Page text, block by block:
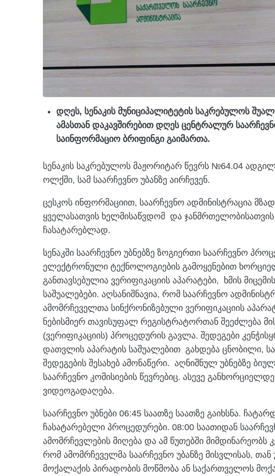
დღეს, სენაკის მუნიციპალიტეტის საკრებულოს
ამასთან დაკავშირებით დღეს ცენტრალურ
საინფორმაციო ბრიფინგი გაიმართა.
სენაკის საკრებულოს მაჟორიტარ წევრს №64.04
ოლქში, სამ საარჩევნო უბანზე აირჩევენ.
ცესკოს ინფორმაციით, საარჩევნო ადმინისტრაცია
ყველასათვის ხელმისაწვდომ და
ჩასატარებლად.
სენაკში საარჩევნო უბნებზე ზოგიერთი საარჩევნო
ელექტრონული ტექნოლოგიების გამოყენებით
განთავსებულია ვერიფიკაციის აპარატები, ხმის
საშუალებები. აღსანიშნავია, რომ საარჩევნო
ამომრჩეველთა სინქრონიზებული ვერიფიკაციის
ნებისმიერ თავისუფალ რეგისტრატორთან შეეძლება
(ვერიფიკაციის) პროცედურის გავლა. შედეგები
დათვლის აპარატის საშუალებით გახდება ცნობილი,
შედეგების შესახებ ამონაწერი. აღნიშნულ უბნებზე
საარჩევნო კომისიების წევრებიც. ასევე
ვიდეოგადაღება.
საარჩევნო უბნები 06:45 საათზე საათზე გაიხსნა.
ჩასატარებელი პროცედურები. 08:00 საათიდან
ამომრჩევლების მიღება და ამ წუთებში მიმდინარეობს
რომ ამომრჩეველმა საარჩევნო უბანზე მისვლისას,
მოქალაქის პირადობის მოწმობა ან საქართველოს